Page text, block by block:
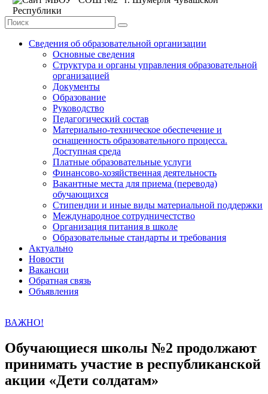
Сведения об образовательной организации
Основные сведения
Структура и органы управления образовательной
организацией
Документы
Образование
Руководство
Педагогический состав
Материально-техническое обеспечение и
оснащенность образовательного процесса.
Доступная среда
Платные образовательные услуги
Финансово-хозяйственная деятельность
Вакантные места для приема (перевода)
обучающихся
Стипендии и иные виды материальной поддержки
Международное сотрудничестство
Организация питания в школе
Образовательные стандарты и требования
Актуально
Новости
Вакансии
Обратная связь
Объявления
ВАЖНО!
Обучающиеся школы №2 продолжают
принимать участие в республиканской
акции «Дети солдатам»